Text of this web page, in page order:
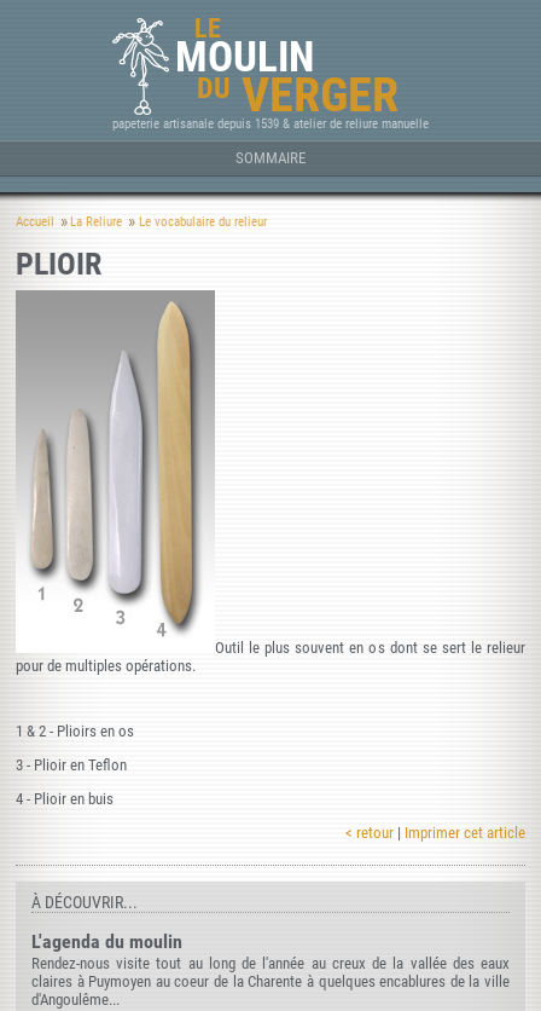
LE
MOULIN
DU VERGER
papeterie artisanale depuis 1539 & atelier de reliure manuelle
SOMMAIRE
Accueil La Reliure Le vocabulaire du relieur
PLIOIR
Outil le plus souvent en os dont se sert le relieur
pour de multiples opérations.
1 & 2 - Plioirs en os
3 - Plioir en Teflon
4 - Plioir en buis
< retour | Imprimer cet article
À DÉCOUVRIR...
L'agenda du moulin
Rendez-nous visite tout au long de l'année au creux de la vallée des eaux
claires à Puymoyen au coeur de la Charente à quelques encablures de la ville
d'Angoulême...